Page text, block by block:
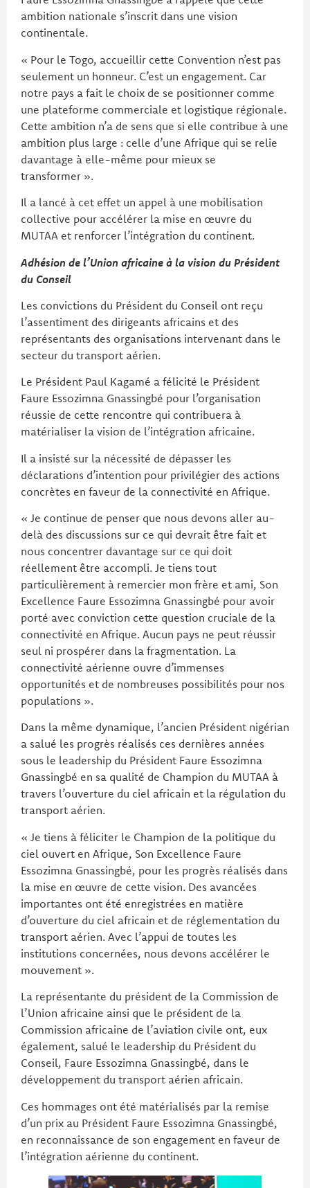
ambition nationale s’inscrit dans une vision
continentale.
« Pour le Togo, accueillir cette Convention n’est pas
seulement un honneur. C’est un engagement. Car
notre pays a fait le choix de se positionner comme
une plateforme commerciale et logistique régionale.
Cette ambition n’a de sens que si elle contribue à une
ambition plus large : celle d’une Afrique qui se relie
davantage à elle-même pour mieux se
transformer ».
Il a lancé à cet effet un appel à une mobilisation
collective pour accélérer la mise en œuvre du
MUTAA et renforcer l’intégration du continent.
Adhésion de l’Union africaine à la vision du Président
du Conseil
Les convictions du Président du Conseil ont reçu
l’assentiment des dirigeants africains et des
représentants des organisations intervenant dans le
secteur du transport aérien.
Le Président Paul Kagamé a félicité le Président
Faure Essozimna Gnassingbé pour l’organisation
réussie de cette rencontre qui contribuera à
matérialiser la vision de l’intégration africaine.
Il a insisté sur la nécessité de dépasser les
déclarations d’intention pour privilégier des actions
concrètes en faveur de la connectivité en Afrique.
« Je continue de penser que nous devons aller au-
delà des discussions sur ce qui devrait être fait et
nous concentrer davantage sur ce qui doit
réellement être accompli. Je tiens tout
particulièrement à remercier mon frère et ami, Son
Excellence Faure Essozimna Gnassingbé pour avoir
porté avec conviction cette question cruciale de la
connectivité en Afrique. Aucun pays ne peut réussir
seul ni prospérer dans la fragmentation. La
connectivité aérienne ouvre d’immenses
opportunités et de nombreuses possibilités pour nos
populations ».
Dans la même dynamique, l’ancien Président nigérian
a salué les progrès réalisés ces dernières années
sous le leadership du Président Faure Essozimna
Gnassingbé en sa qualité de Champion du MUTAA à
travers l’ouverture du ciel africain et la régulation du
transport aérien.
« Je tiens à féliciter le Champion de la politique du
ciel ouvert en Afrique, Son Excellence Faure
Essozimna Gnassingbé, pour les progrès réalisés dans
la mise en œuvre de cette vision. Des avancées
importantes ont été enregistrées en matière
d’ouverture du ciel africain et de réglementation du
transport aérien. Avec l’appui de toutes les
institutions concernées, nous devons accélérer le
mouvement ».
La représentante du président de la Commission de
l’Union africaine ainsi que le président de la
Commission africaine de l’aviation civile ont, eux
également, salué le leadership du Président du
Conseil, Faure Essozimna Gnassingbé, dans le
développement du transport aérien africain.
Ces hommages ont été matérialisés par la remise
d’un prix au Président Faure Essozimna Gnassingbé,
en reconnaissance de son engagement en faveur de
l’intégration aérienne du continent.